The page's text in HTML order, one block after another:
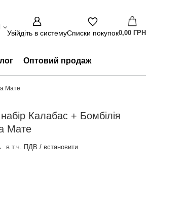
Увійдіть в системуСписки покупок0,00 ГРН
Оптовий продаж
Мате
Калабас + Бомбілія
Мате
в т.ч. ПДВ / встановити